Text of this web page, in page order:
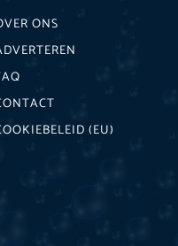
ONS
(EU)